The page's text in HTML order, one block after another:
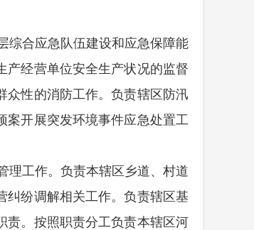
综合应急队伍建设和应急保障能
产经营单位安全生产状况的监督
众性的消防工作。负责辖区防汛
案开展突发环境事件应急处置工
理工作。负责本辖区乡道、村道
纠纷调解相关工作。负责辖区基
责。按照职责分工负责本辖区河